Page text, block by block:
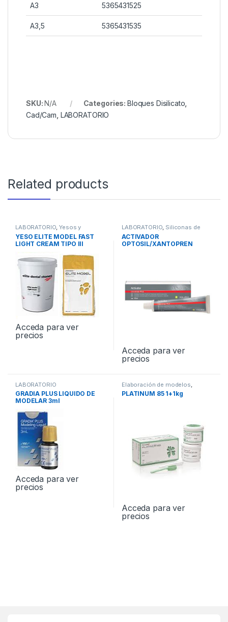
A3 5365431525
A3,5 5365431535
SKU:N/A Categories: Bloques Disilicato
Cad/Cam LABORATORIO
Related products
LABORATORIO ,Yesos y
YESO ELITE MODEL FAST
LIGHT CREAM TIPO III
Acceda para ver
precios
LABORATORIO Siliconas de
Condensación de Laboratorio
ACTIVADOR
OPTOSIL/XANTOPREN
Acceda para ver
precios
LABORATORIO
GRADIA PLUS LIQUIDO DE
MODELAR 3ml
Acceda para ver
precios
Elaboración de modelos
LABORATORIO
PLATINUM 85 1+1kg
Acceda para ver
precios